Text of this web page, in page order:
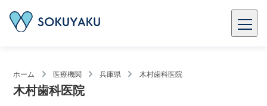
ホーム 医療機関 兵庫県 木村歯科医院
木村歯科医院